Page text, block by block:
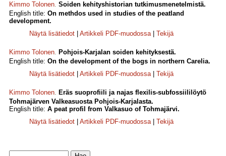
Kimmo Tolonen. Soiden kehityshistorian tutkimusmenetelmistä.
English title: On methdos used in studies of the peatland
development.
Näytä lisätiedot
Artikkeli PDF-muodossa| Tekijä
Kimmo Tolonen. Pohjois-Karjalan soiden kehityksestä.
English title: On the development of the bogs in northern Carelia.
Näytä lisätiedot
Artikkeli PDF-muodossa| Tekijä
Kimmo Tolonen. Eräs suoprofiili ja najas flexilis-subfossiililöytö
Tohmajärven Valkeasuosta Pohjois-Karjalasta.
English title: A peat profil from Valkasuo of Tohmajärvi.
Näytä lisätiedot
Artikkeli PDF-muodossa| Tekijä